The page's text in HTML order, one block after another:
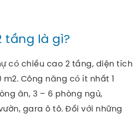
tầng là gì?
có chiều cao 2 tầng, diện tích
m2. Công năng có ít nhất 1
ăn, 3 – 6 phòng ngủ,
gara ô tô. Đối với những